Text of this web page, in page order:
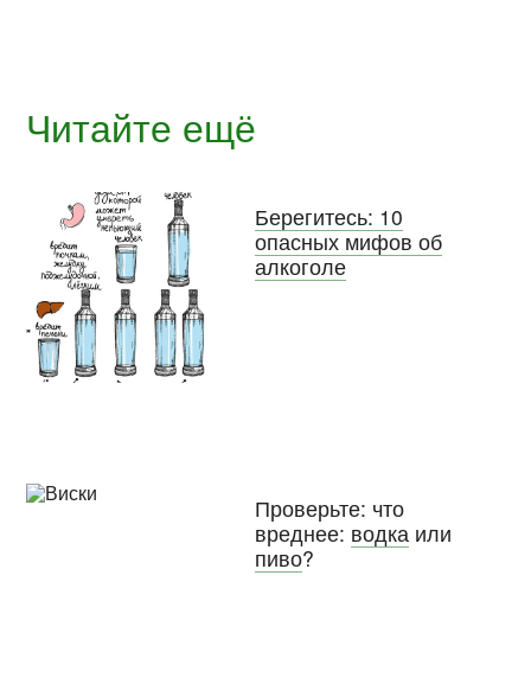
Читайте ещё
Берегитесь: 10
опасных мифов об
алкоголе
Проверьте: что
вреднее: водка или
пиво?